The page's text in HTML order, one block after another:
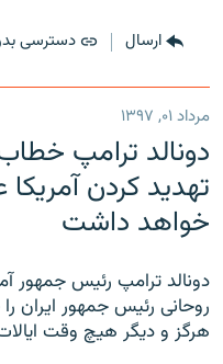
ارسال دسترسی
مرداد ۰۱, ۱۳۹۷
دونالد ترامپ
تهدید کردن
خواهد داشت
دونالد ترامپ رئیس جمهور
روحانی رئیس جمهور ایران
هرگز و دیگر هیچ وقت